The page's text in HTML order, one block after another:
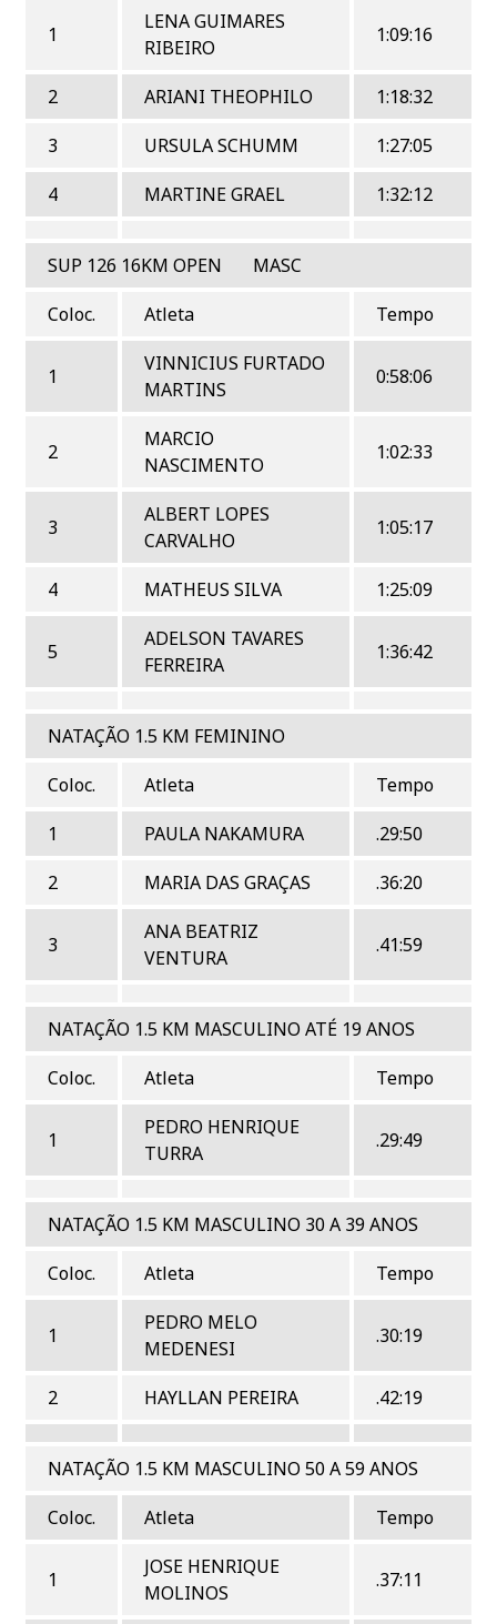
1
LENA GUIMARES
RIBEIRO
1:09:16
2 ARIANI THEOPHILO
1:18:32
3
URSULA SCHUMM
1:27:05
4
MARTINE GRAEL 1:32:12
SUP 126 16KM OPEN MASC
Coloc.
Atleta Tempo
1
VINNICIUS FURTADO
MARTINS
0:58:06
2
MARCIO
NASCIMENTO
1:02:33
3
ALBERT LOPES
CARVALHO
1:05:17
4 MATHEUS SILVA 1:25:09
5
ADELSON TAVARES
FERREIRA
1:36:42
NATAÇÃO 1.5 KM FEMININO
Coloc.
Atleta
Tempo
1
PAULA NAKAMURA
.29:50
2
MARIA DAS GRAÇAS .36:20
3
ANA BEATRIZ
VENTURA
.41:59
NATAÇÃO 1.5 KM MASCULINO ATÉ 19 ANOS
Coloc.
Atleta Tempo
1
PEDRO HENRIQUE
TURRA
.29:49
NATAÇÃO 1.5 KM MASCULINO 30 A 39 ANOS
Coloc.
Atleta Tempo
1
PEDRO MELO
MEDENESI
.30:19
2 HAYLLAN PEREIRA .42:19
NATAÇÃO 1.5 KM MASCULINO 50 A 59 ANOS
Coloc.
Atleta Tempo
1
JOSE HENRIQUE
MOLINOS
.37:11